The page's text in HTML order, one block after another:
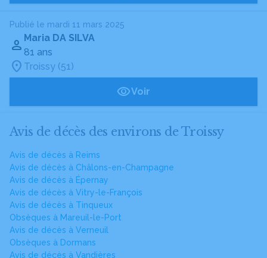
Publié le mardi 11 mars 2025
Maria DA SILVA
81 ans
Troissy (51)
Voir
Avis de décès des environs de Troissy
Avis de décès à Reims
Avis de décès à Châlons-en-Champagne
Avis de décès à Épernay
Avis de décès à Vitry-le-François
Avis de décès à Tinqueux
Obsèques à Mareuil-le-Port
Avis de décès à Verneuil
Obsèques à Dormans
Avis de décès à Vandières